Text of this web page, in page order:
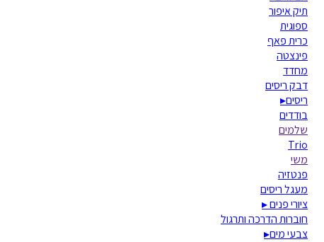
תיק איפור
ספוגית
כרית פאף
פינצטה
מחדד
דבק ריסים
ריסים▸
בודדים
שלמים
Trio
משי
פנטזיה
מעגל ריסים
ציורי פנים▸
חוברות הדרכה ותרגול
צבעי מים▸